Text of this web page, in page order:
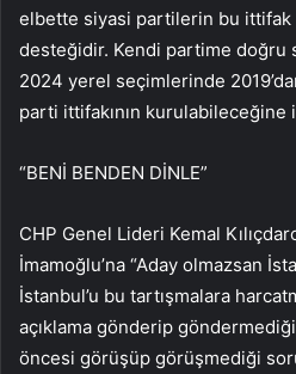
elbette siyasi partilerin bu ittifak
desteğidir. Kendi partime
2024 yerel seçimlerinde
parti ittifakının kurulabileceğine
“BENİ BENDEN DİNLE”
CHP Genel Lideri Kemal
İmamoğlu’na “Aday olmazsan
İstanbul’u bu tartışmalara
açıklama gönderip
öncesi görüşüp görüşmediği